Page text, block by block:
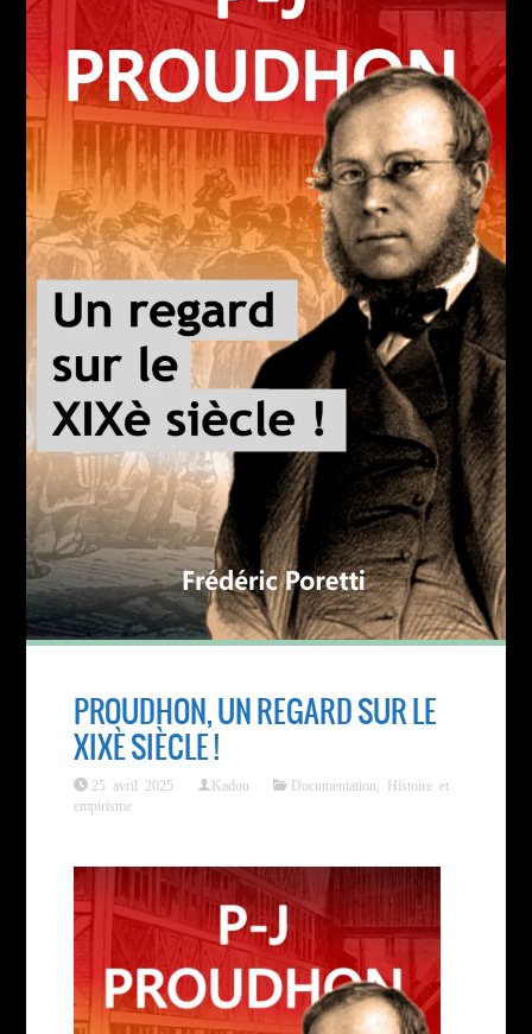
PROUDHON, UN REGARD SUR LE
XIXÈ SIÈCLE !
25 avril 2025 Kadou Documentation
Histoire et
empirisme